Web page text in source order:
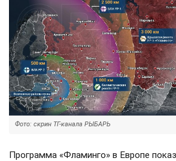
Фото: скрин ТГ-канала РЫБАРЬ
Программа «Фламинго» в Европе